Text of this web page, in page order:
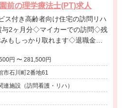
ジ 石川公園前の理学療法士(PT)求人
2ヶ月分◇マイカーでの訪問◇残
もしっかり取れます◇退職金制
月給 261,500円 〜 281,500円
市石川町2番地61
連施設（訪問看護・リハ）